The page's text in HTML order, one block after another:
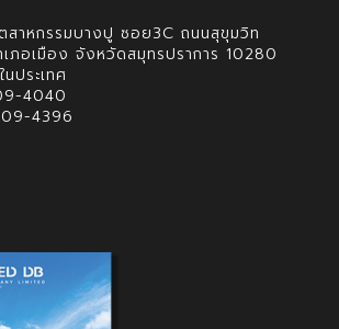
าหกรรมบางปู ซอย3C ถนนสุขุมวิท
ภอเมือง จังหวัดสมุทรปราการ 10280
ประเทศ
4040
4396